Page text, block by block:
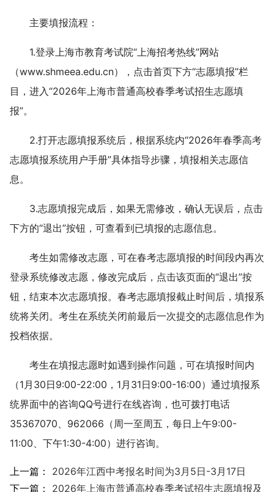
主要填报流程：
1.登录上海市教育考试院“上海招考热线”网站
（www.shmeea.edu.cn），点击首页下方“志愿填报”栏
目，进入“2026年上海市普通高校春季考试招生志愿填
报”。
2.打开志愿填报系统后，根据系统内“2026年春季高考
志愿填报系统用户手册”具体指导步骤，填报相关志愿信
息。
3.志愿填报完成后，如果无需修改，确认无误后，点击
下方的“退出”按钮，可查看到已填报的志愿信息。
考生如需修改志愿，可在春考志愿填报的时间段内再次
登录系统修改志愿，修改完成后，点击该页面的“退出”按
钮，结束本次志愿填报。春考志愿填报截止时间后，填报系
统将关闭。考生在系统关闭前最后一次提交的志愿信息作为
投档依据。
考生在填报志愿时如遇到操作问题，可在填报时间内
（1月30日9:00-22:00，1月31日9:00-16:00）通过填报系
统界面中的咨询QQ号进行在线咨询，也可拨打电话
35367070、962066（周一至周五，每日上午9:00-
11:00、下午1:30-4:00）进行咨询。
上一篇： 2026年江西中考报名时间为3月5日-3月17日
下一篇： 2026年上海市普通高校春季考试招生志愿填报及